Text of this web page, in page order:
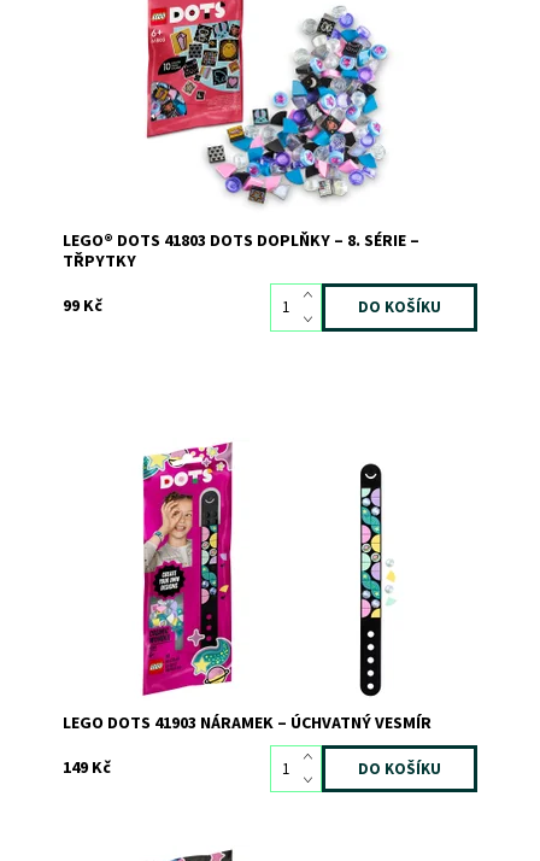
doplňků DOTS
Dostupnost:
Skladem>3
10617
LEGO
LEGO® DOTS 41803 DOTS DOPLŇKY – 8. SÉRIE –
TŘPYTKY
99 Kč
Nechte svého malého designéra navrhnout a ozdobit
svůj vlastní hvězdný módní doplněk!
Dostupnost:
Skladem
6650
LEGO
LEGO DOTS 41903 NÁRAMEK – ÚCHVATNÝ VESMÍR
149 Kč